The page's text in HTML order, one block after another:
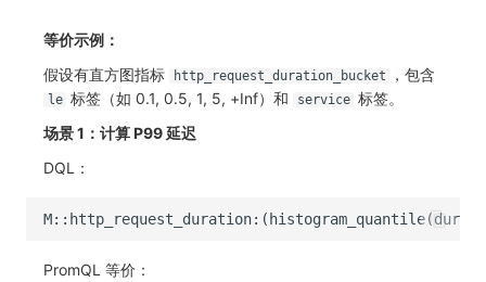
等价示例：
假设有直方图指标
http_request_duration_bucket ，包含
le 标签（如 0.1, 0.5, 1, 5, +Inf）和 service 标签。
场景 1：计算 P99 延迟
DQL：
PromQL 等价：